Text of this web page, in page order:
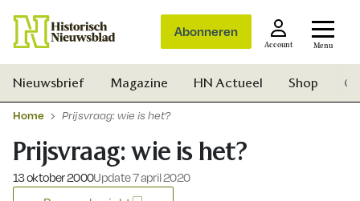
Abonneren
Account Menu
Nieuwsbrief Magazine HN Actueel Shop
Home Prijsvraag: wie is het?
Prijsvraag: wie is het?
Gepubliceerd op:
13 oktober 2000Update 7 april 2020